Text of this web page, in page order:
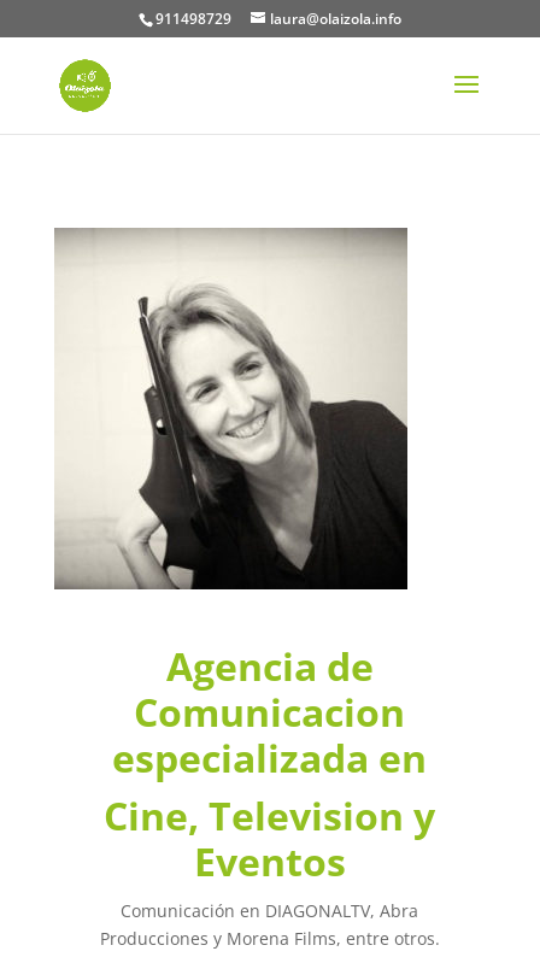
911498729 laura@olaizola.info
Agencia de
Comunicacion
especializada en
Cine, Television y
Eventos
Comunicación en DIAGONALTV, Abra
Producciones y Morena Films, entre otros.